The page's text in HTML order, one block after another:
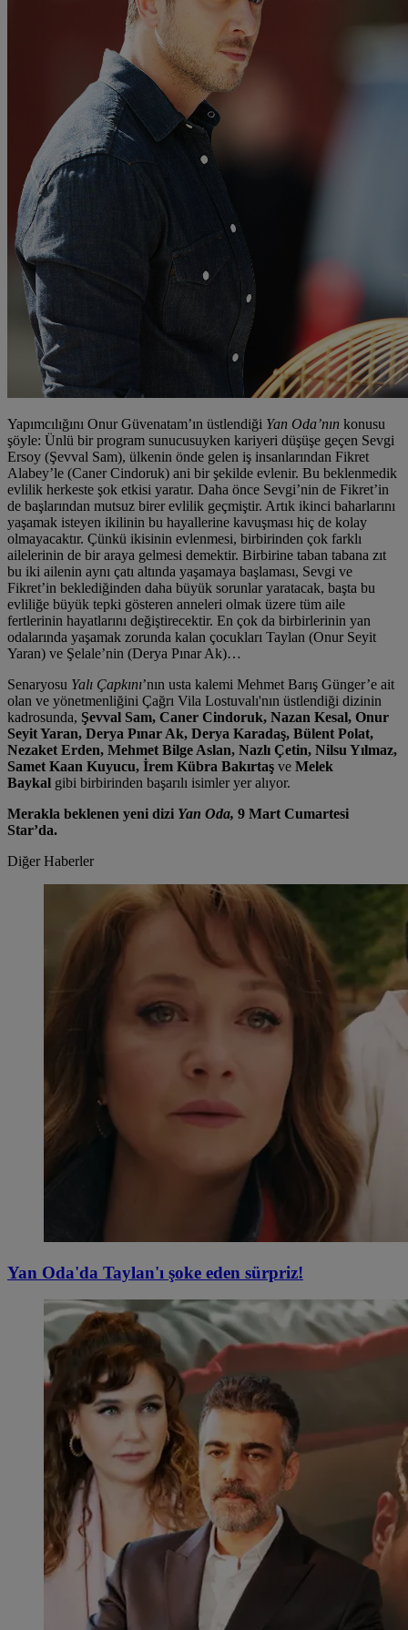
Yapımcılığını Onur Güvenatam’ın üstlendiği Yan Oda’nın konusu
şöyle: Ünlü bir program sunucusuyken kariyeri düşüşe geçen Sevgi
Ersoy (Şevval Sam), ülkenin önde gelen iş insanlarından Fikret
Alabey’le (Caner Cindoruk) ani bir şekilde evlenir. Bu beklenmedik
evlilik herkeste şok etkisi yaratır. Daha önce Sevgi’nin de Fikret’in
de başlarından mutsuz birer evlilik geçmiştir. Artık ikinci baharlarını
yaşamak isteyen ikilinin bu hayallerine kavuşması hiç de kolay
olmayacaktır. Çünkü ikisinin evlenmesi, birbirinden çok farklı
ailelerinin de bir araya gelmesi demektir. Birbirine taban tabana zıt
bu iki ailenin aynı çatı altında yaşamaya başlaması, Sevgi ve
Fikret’in beklediğinden daha büyük sorunlar yaratacak, başta bu
evliliğe büyük tepki gösteren anneleri olmak üzere tüm aile
fertlerinin hayatlarını değiştirecektir. En çok da birbirlerinin yan
odalarında yaşamak zorunda kalan çocukları Taylan (Onur Seyit
Yaran) ve Şelale’nin (Derya Pınar Ak)…
Senaryosu Yalı Çapkını’nın usta kalemi Mehmet Barış Günger’e ait
olan ve yönetmenliğini Çağrı Vila Lostuvalı'nın üstlendiği dizinin
kadrosunda, Şevval Sam, Caner Cindoruk, Nazan Kesal, Onur
Seyit Yaran, Derya Pınar Ak, Derya Karadaş, Bülent Polat,
Nezaket Erden, Mehmet Bilge Aslan, Nazlı Çetin, Nilsu Yılmaz,
Samet Kaan Kuyucu, İrem Kübra Bakırtaş ve Melek
Baykal gibi birbirinden başarılı isimler yer alıyor.
Merakla beklenen yeni dizi Yan Oda, 9 Mart Cumartesi
Star’da.
Diğer Haberler
Yan Oda'da Taylan'ı şoke eden sürpriz!